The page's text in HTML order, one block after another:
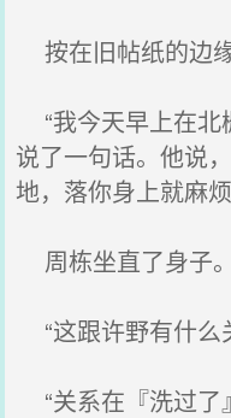
按在旧帖纸的边
“我今天早上在北
说了一句话。他说
地，落你身上就麻
周栋坐直了身子。
“这跟许野有什么
“关系在『洗过了